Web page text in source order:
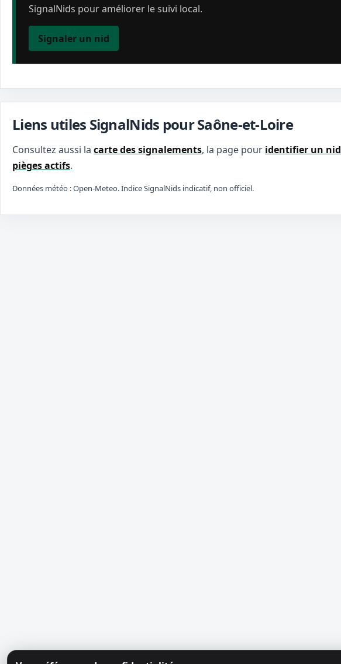
SignalNids pour améliorer le suivi local.
Signaler un nid
Liens utiles SignalNids pour Saône-et-Loire
Consultez aussi la carte des signalements, la page pour identifier un nid
pièges actifs.
Données météo : Open-Meteo. Indice SignalNids indicatif, non officiel.